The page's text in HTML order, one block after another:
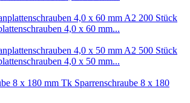
4,0 x 60 mm...
4,0 x 50 mm...
Tk Sparrenschraube 8 x 180